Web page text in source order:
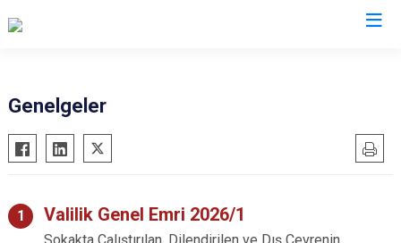
Genelgeler
Valilik Genel Emri 2026/1